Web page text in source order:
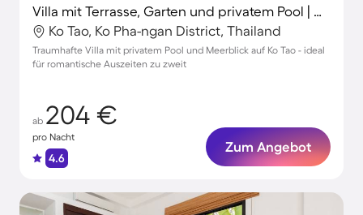
Villa mit Terrasse, Garten und privatem Pool | Meerblick
Ko Tao, Ko Pha-ngan District, Thailand
Traumhafte Villa mit privatem Pool und Meerblick auf Ko Tao - ideal
für romantische Auszeiten zu zweit
ab 204 €
pro Nacht
4.6
Zum Angebot